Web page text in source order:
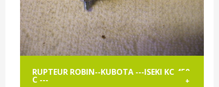
RUPTEUR ROBIN--KUBOTA ---ISEKI KC 450
C --- +